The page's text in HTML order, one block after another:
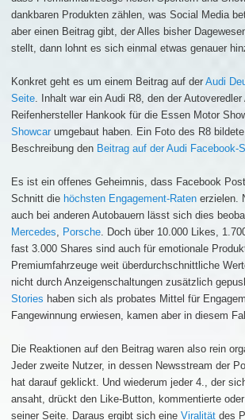
dankbaren Produkten zählen, was Social Media
aber einen Beitrag gibt, der Alles bisher
stellt, dann lohnt es sich einmal etwas genauer
Konkret geht es um einem Beitrag auf der Audi
Seite . Inhalt war ein Audi R8, den der
Reifenhersteller Hankook für die Essen Motor
Showcar umgebaut haben. Ein Foto des R8
Beschreibung den Beitrag auf der Audi Facebook-
Es ist ein offenes Geheimnis, dass Facebook
Schnitt die höchsten Engagement-Raten erzielen.
auch bei anderen Autobauern lässt sich dies
Mercedes
Porsche . Doch über 10.000 Likes,
fast 3.000 Shares sind auch für emotionale
Premiumfahrzeuge weit überdurchschnittliche
nicht durch Anzeigenschaltungen zusätzlich
Stories haben sich als probates Mittel für
Fangewinnung erwiesen, kamen aber in diesem
Die Reaktionen auf den Beitrag waren also rein
Jeder zweite Nutzer, in dessen Newsstream der
hat darauf geklickt. Und wiederum jeder 4., der
ansaht, drückt den Like-Button, kommentierte
seiner Seite. Daraus ergibt sich eine Viralität des